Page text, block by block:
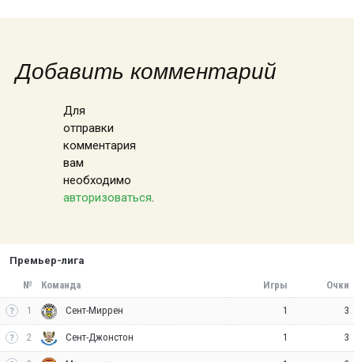
Добавить комментарий
Для
отправки
комментария
вам
необходимо
авторизоваться.
Премьер-лига
№ Команда Игры Очки
1 Сент-Миррен 1 3
2 Сент-Джонстон 1 3